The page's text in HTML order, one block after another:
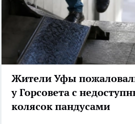
Жители Уфы
у Горсовета с
колясок пандусами